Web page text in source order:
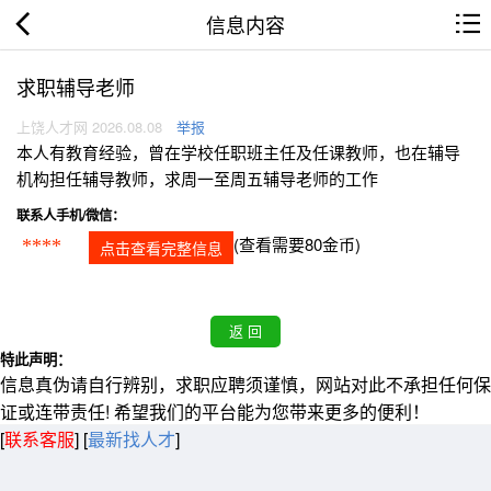
信息内容
求职辅导老师
上饶人才网 2026.08.08 举报
本人有教育经验，曾在学校任职班主任及任课教师，也在辅导
机构担任辅导教师，求周一至周五辅导老师的工作
联系人手机/微信：
**** 点击查看完整信息 (查看需要80金币)
特此声明：
信息真伪请自行辨别，求职应聘须谨慎，网站对此不承担任何保
证或连带责任! 希望我们的平台能为您带来更多的便利！
[联系客服] [最新找人才]